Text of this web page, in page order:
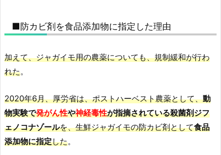
■防カビ剤を食品添加物に指定した理由
加えて、ジャガイモ用の農薬についても、規制緩和が行わ
れた。
2020年6月、厚労省は、ポストハーベスト農薬として、動
物実験で発がん性や神経毒性が指摘されている殺菌剤ジフ
ェノコナゾールを、生鮮ジャガイモの防カビ剤として食品
添加物に指定した。